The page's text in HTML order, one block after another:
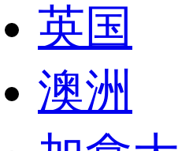
英国
澳洲